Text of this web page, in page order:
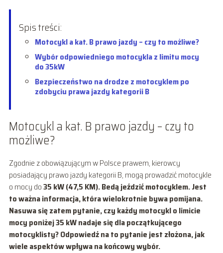
Spis treści:
Motocykl a kat. B prawo jazdy – czy to możliwe?
Wybór odpowiedniego motocykla z limitu mocy
do 35kW
Bezpieczeństwo na drodze z motocyklem po
zdobyciu prawa jazdy kategorii B
Motocykl a kat. B prawo jazdy – czy to
możliwe?
Zgodnie z obowiązującym w Polsce prawem, kierowcy
posiadający prawo jazdy kategorii B, mogą prowadzić motocykle
o mocy do35 kW (47,5 KM). Bedą jeździć motocyklem. Jest
to ważna informacja, która wielokrotnie bywa pomijana.
Nasuwa się zatem pytanie, czy każdy motocykl o limicie
mocy poniżej 35 kW nadaje się dla początkującego
motocyklisty? Odpowiedź na to pytanie jest złożona, jak
wiele aspektów wpływa na końcowy wybór.